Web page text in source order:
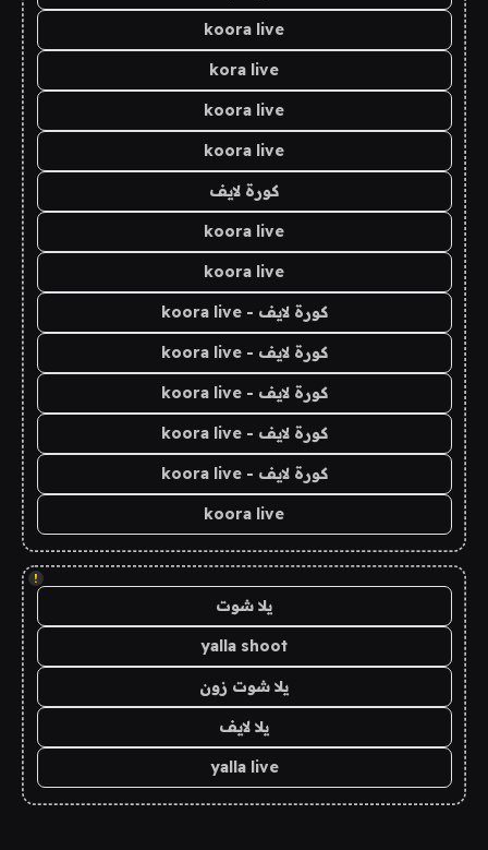
koora live
kora live
koora live
koora live
كورة لايف
koora live
koora live
كورة لايف - koora live
كورة لايف - koora live
كورة لايف - koora live
كورة لايف - koora live
كورة لايف - koora live
koora live
!
يلا شوت
yalla shoot
يلا شوت زون
يلا لايف
yalla live